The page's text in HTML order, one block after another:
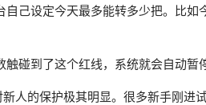
己设定今天最多能转多少把。比如
碰到了这个红线，系统就会自动暂
人的保护极其明显。很多新手刚进